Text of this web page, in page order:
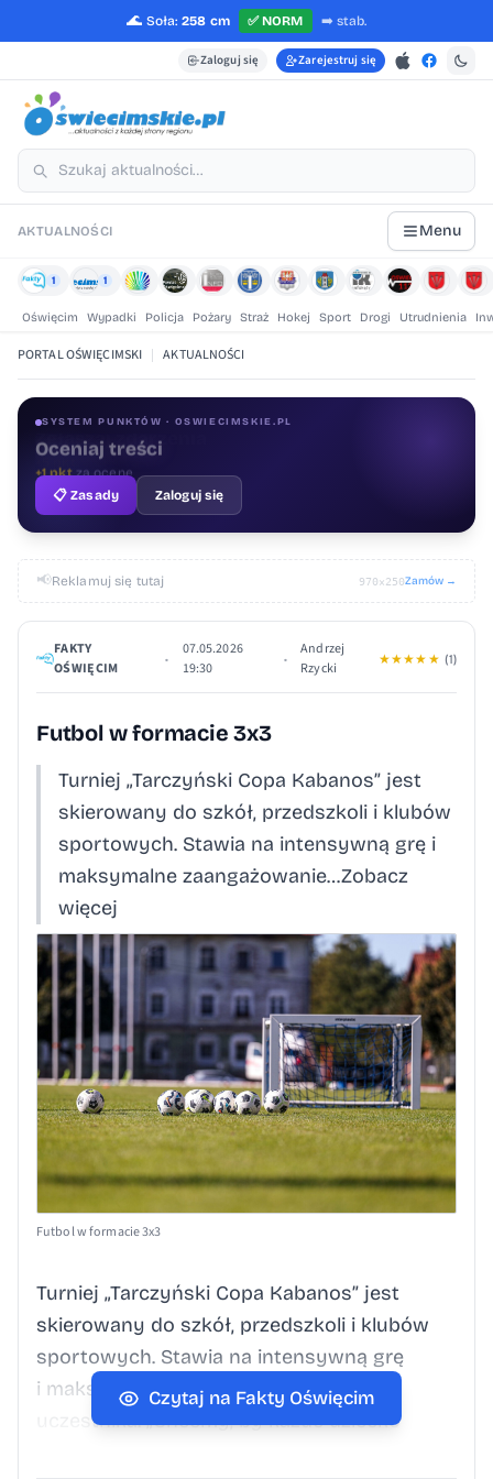
🌊 Soła: 258 cm ✅NORM ➡️ stab.
Zaloguj się Zarejestruj się
AKTUALNOŚCI Menu
1 1
Oświęcim Wypadki Policja Pożary Straż Hokej Sport Drogi Utrudnienia
PORTAL OŚWIĘCIMSKI | AKTUALNOŚCI
SYSTEM PUNKTÓW · OSWIECIMSKIE.PL
Oceniaj treści
+1 pkt za ocenę
📋 Zasady
Zaloguj się
📢Reklamuj się tutaj 970×250Zamów →
FAKTY
OŚWIĘCIM
•
07.05.2026
19:30
•
Andrzej
Rzycki
★★★★ ★ (1)
Futbol w formacie 3x3
Turniej „Tarczyński Copa Kabanos” jest
skierowany do szkół, przedszkoli i klubów
sportowych. Stawia na intensywną grę i
maksymalne zaangażowanie…Zobacz
więcej
Futbol w formacie 3x3
Turniej „Tarczyński Copa Kabanos” jest
skierowany do szkół, przedszkoli i klubów
sportowych. Stawia na intensywną grę
i maksymalne zaangażowanie każdego
uczestnika. „Chcemy, by każde dziecko
Czytaj na Fakty Oświęcim